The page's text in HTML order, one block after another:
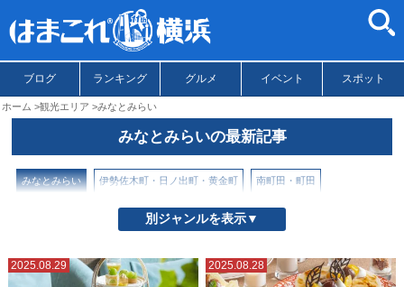
ブログ ランキング グルメ イベント スポット
ホーム 観光エリア みなとみらい
みなとみらいの最新記事
みなとみらい 伊勢佐木町・日ノ出町・黄金町 南町田・町田
山手・元町 戸部駅・高島町駅
横浜中華街 横浜市北部 横浜市南部 横浜駅 野毛・近隣エリア
別ジャンルを表示▼
2025.08.29 2025.08.28